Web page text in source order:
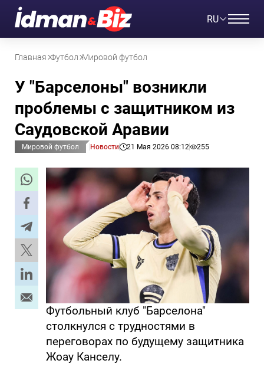
RU
Главная Футбол Мировой футбол
У "Барселоны" возникли
проблемы с защитником из
Саудовской Аравии
Мировой футбол Новости 21 Мая 2026 08:12 255
Футбольный клуб "Барселона"
столкнулся с трудностями в
переговорах по будущему защитника
Жоау Канселу.